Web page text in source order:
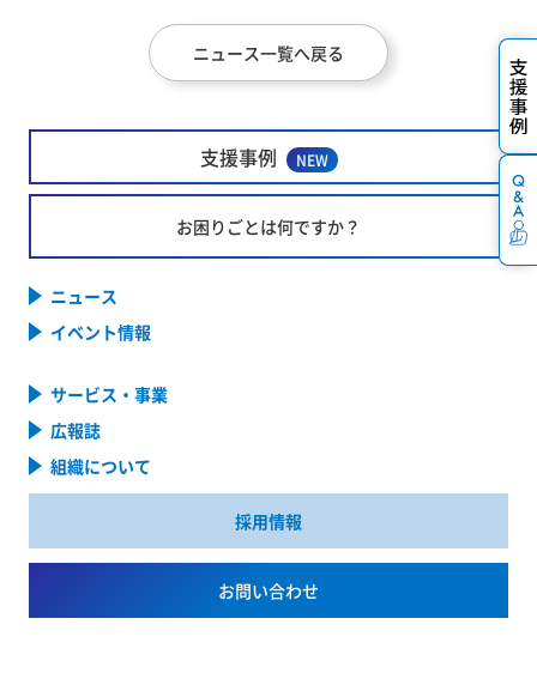
ニュース一覧へ戻る
支援事例 NEW
お困りごとは何ですか？
ニュース
イベント情報
サービス・事業
広報誌
組織について
採用情報
お問い合わせ